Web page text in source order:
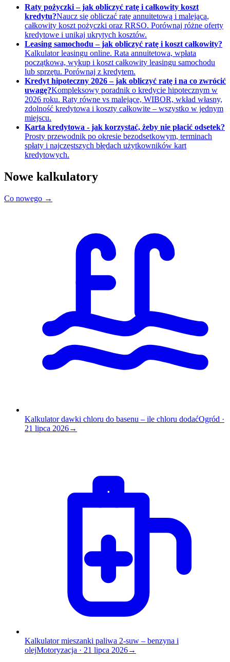
Raty pożyczki – jak obliczyć ratę i całkowity koszt
kredytu?Naucz się obliczać ratę annuitetową i malejącą,
całkowity koszt pożyczki oraz RRSO. Porównaj różne oferty
kredytowe i unikaj ukrytych kosztów.
Leasing samochodu – jak obliczyć ratę i koszt całkowity?
Kalkulator leasingu online. Rata annuitetowa, wpłata
początkowa, wykup i koszt całkowity leasingu samochodu
lub sprzętu. Porównaj z kredytem.
Kredyt hipoteczny 2026 – jak obliczyć ratę i na co zwrócić
uwagę?Kompleksowy poradnik o kredycie hipotecznym w
2026 roku. Raty równe vs malejące, WIBOR, wkład własny,
zdolność kredytowa i koszty całkowite – wszystko w jednym
miejscu.
Karta kredytowa - jak korzystać, żeby nie płacić odsetek?
Prosty przewodnik po okresie bezodsetkowym, terminach
spłaty i najczęstszych błędach użytkowników kart
kredytowych.
Nowe kalkulatory
Co nowego →
Kalkulator dawki chloru do basenu – ile chloru dodaćOgród ·
21 lipca 2026→
Kalkulator mieszanki paliwa 2-suw – benzyna i
olejMotoryzacja · 21 lipca 2026→